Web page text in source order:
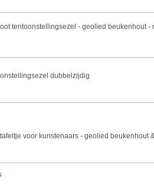
tentoonstellingsezel - geolied beukenhout -
dubbelzijdig
voor kunstenaars - geolied beukenhout